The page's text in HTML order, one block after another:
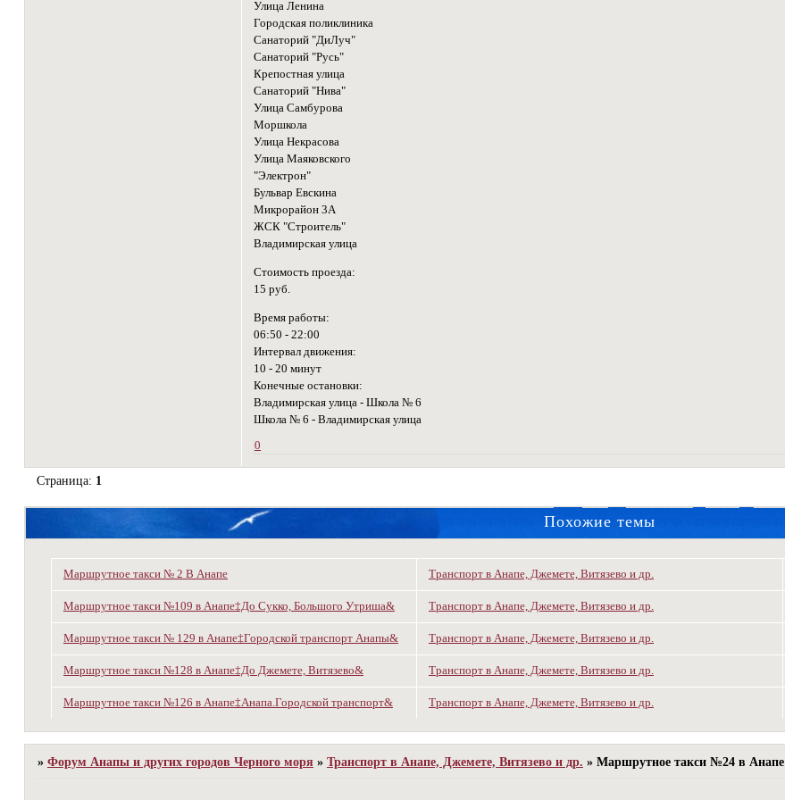
Улица Ленина
Городская поликлиника
Санаторий "ДиЛуч"
Санаторий "Русь"
Крепостная улица
Санаторий "Нива"
Улица Самбурова
Моршкола
Улица Некрасова
Улица Маяковского
"Электрон"
Бульвар Евскина
Микрорайон 3А
ЖСК "Строитель"
Владимирская улица
Стоимость проезда:
15 руб.
Время работы:
06:50 - 22:00
Интервал движения:
10 - 20 минут
Конечные остановки:
Владимирская улица - Школа № 6
Школа № 6 - Владимирская улица
0
Страница: 1
Похожие темы
Маршрутное такси № 2 В Анапе Транспорт в Анапе, Джемете, Витязево и др.
Маршрутное такси №109 в Анапе‡До Сукко, Большого Утриша& Транспорт в Анапе, Джемете, Витязево и др.
Маршрутное такси № 129 в Анапе‡Городской транспорт Анапы& Транспорт в Анапе, Джемете, Витязево и др.
Маршрутное такси №128 в Анапе‡До Джемете, Витязево& Транспорт в Анапе, Джемете, Витязево и др.
Маршрутное такси №126 в Анапе‡Анапа.Городской транспорт& Транспорт в Анапе, Джемете, Витязево и др.
» Форум Анапы и других городов Черного моря » Транспорт в Анапе, Джемете, Витязево и др. » Маршрутное такси №24 в Анапе